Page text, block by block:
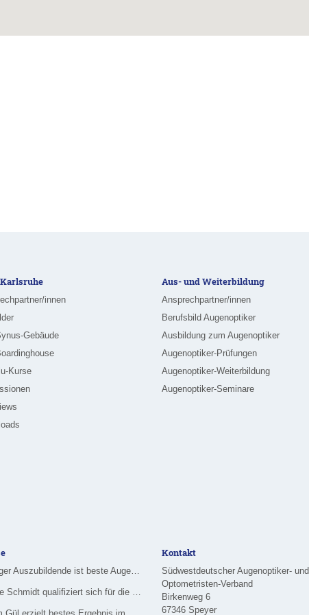
innen
Gebäude
Kurse
Aus- und Weiterbildung
Ansprechpartner/innen
Berufsbild Augenoptiker
Ausbildung zum Augenoptiker
Augenoptiker-Prüfungen
Augenoptiker-Weiterbildung
Augenoptiker-Seminare
Merziger Auszubildende ist beste Augenoptikerin im Saarland
Nadine Schmidt qualifiziert sich für die Deutsche Meisterschaft im Handwerk
Kontakt
Südwestdeutscher Augenoptiker- und
Optometristen-Verband
Birkenweg 6
67346 Speyer